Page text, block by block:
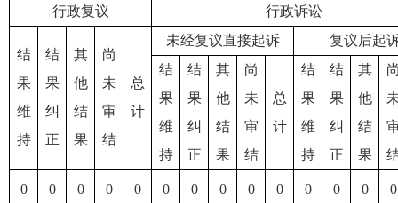
行政复议
行政诉讼
结
果
维
持
结
果
纠
正
其
他
结
果
尚
未
审
结
总
计
未经复议直接起诉
复议后起
结
果
维
持
结
果
纠
正
其
他
结
果
尚
未
审
结
总
计
结
果
维
持
结
果
纠
正
其
他
结
果
0 0 0 0 0 0 0 0 0 0 0 0 0 0